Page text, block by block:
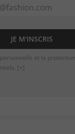
JE M'INSCRIS
et la
[+]